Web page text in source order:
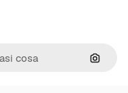
Cerca